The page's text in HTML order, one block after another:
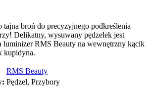
tajna broń do precyzyjnego podkreślenia
Delikatny, wysuwany pędzelek jest
luminizer RMS Beauty na wewnętrzny kącik
kupidyna.
RMS Beauty
Pędzel, Przybory